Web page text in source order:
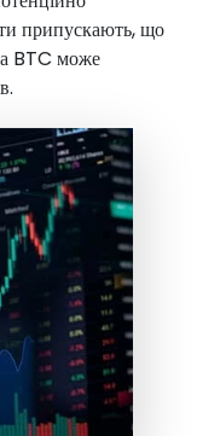
припускають, що
BTC може